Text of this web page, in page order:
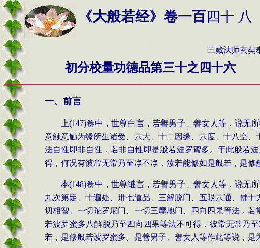
《大般若经》卷一百四十 八
三藏法师玄奘奉 诏
初分校量功德品第三十之四十六
一、前言
上(147)卷中，世尊白言，若善男子、善女人等，说无
意触意触为缘所生诸受、六大、十二因缘、六度、十八空
法自性即非自性，若非自性即是般若波罗蜜多。于此般若
得，何况有彼常无常乃至净不净，汝若能修如是般若，是
本(148)卷中，世尊继言，若善男子、善女人等，说无
九次第定、十遍处、卅七道品、三解脱门、五眼六通、佛
切相智、一切陀罗尼门、一切三摩地门、四向四果等法，
若波罗蜜多八解脱乃至四向四果等法不可得，彼常无常乃
若，是修般若波罗蜜多。是善男子、善女人等作此等说，是